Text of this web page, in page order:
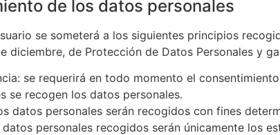
de los datos personales
se someterá a los siguientes principios
diciembre, de Protección de Datos Personales y
se requerirá en todo momento el
se recogen los datos personales.
datos personales serán recogidos con fines
personales recogidos serán únicamente los